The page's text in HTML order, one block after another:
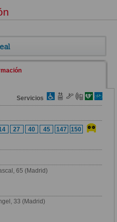
Servicios
27 40 45 147
150
65 (Madrid)
33 (Madrid)